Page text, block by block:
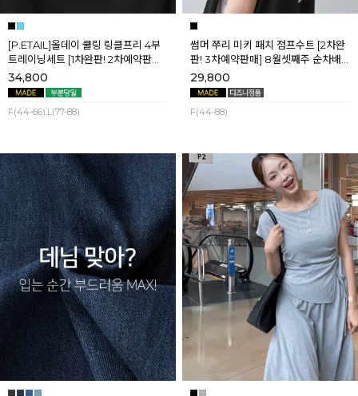
[P.ETAIL]올데이 쿨링 링클프리 4부
트레이닝세트 [1차완판! 2차예약판매]
[블랙L] 8월셋째주 순차배송
34,800
F(44-66),L(77-88)
썸머 쭈리 미키 패치 점프수트 [2차완
판! 3차예약판매] 8월셋째주 순차배
송
29,800
F(44-88)